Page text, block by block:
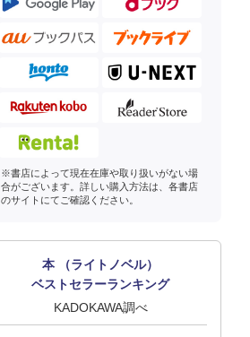
※書店によって現在在庫や取り扱いがない場
合がございます。詳しい購入方法は、各書店
のサイトにてご確認ください。
本 （ライトノベル）
ベストセラーランキング
KADOKAWA調べ